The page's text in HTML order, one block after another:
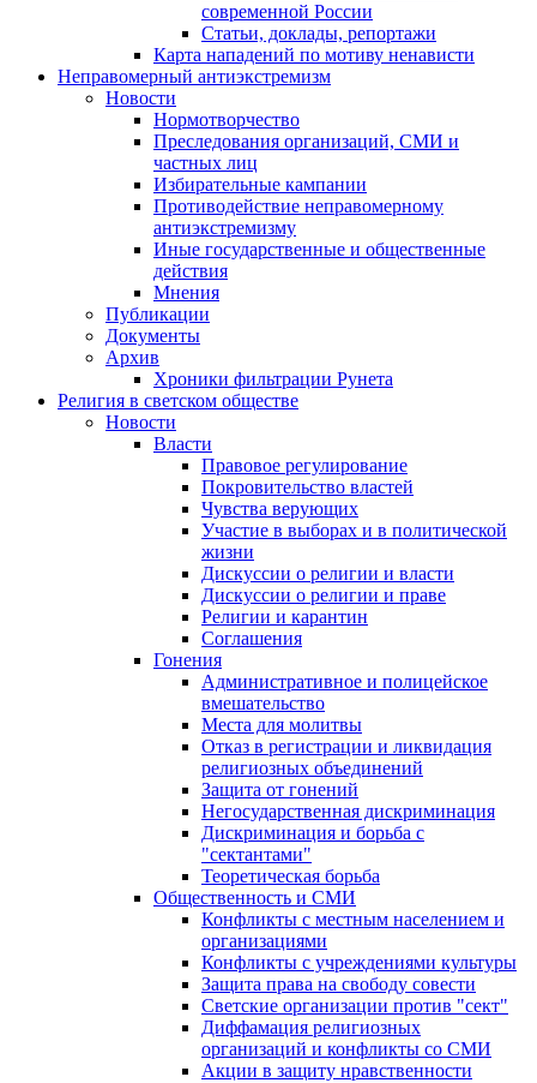
современной России
Статьи, доклады, репортажи
Карта нападений по мотиву ненависти
Неправомерный антиэкстремизм
Новости
Нормотворчество
Преследования организаций, СМИ и
частных лиц
Избирательные кампании
Противодействие неправомерному
антиэкстремизму
Иные государственные и общественные
действия
Мнения
Публикации
Документы
Архив
Хроники фильтрации Рунета
Религия в светском обществе
Новости
Власти
Правовое регулирование
Покровительство властей
Чувства верующих
Участие в выборах и в политической
жизни
Дискуссии о религии и власти
Дискуссии о религии и праве
Религии и карантин
Соглашения
Гонения
Административное и полицейское
вмешательство
Места для молитвы
Отказ в регистрации и ликвидация
религиозных объединений
Защита от гонений
Негосударственная дискриминация
Дискриминация и борьба с
"сектантами"
Теоретическая борьба
Общественность и СМИ
Конфликты с местным населением и
организациями
Конфликты с учреждениями культуры
Защита права на свободу совести
Светские организации против "сект"
Диффамация религиозных
организаций и конфликты со СМИ
Акции в защиту нравственности